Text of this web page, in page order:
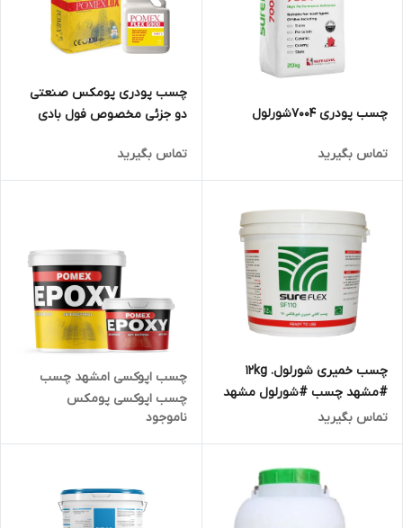
چسب پودری 7004شورلول
تماس بگیرید
چسب پودری پومکس صنعتی
دو جزئی مخصوص فول بادی
تماس بگیرید
چسب خمیری شورلول. 12kg
#مشهد چسب #شورلول مشهد
#چسب مشهد
تماس بگیرید
چسب اپوکسی امشهد چسب
چسب اپوکسی پومکس
ناموجود